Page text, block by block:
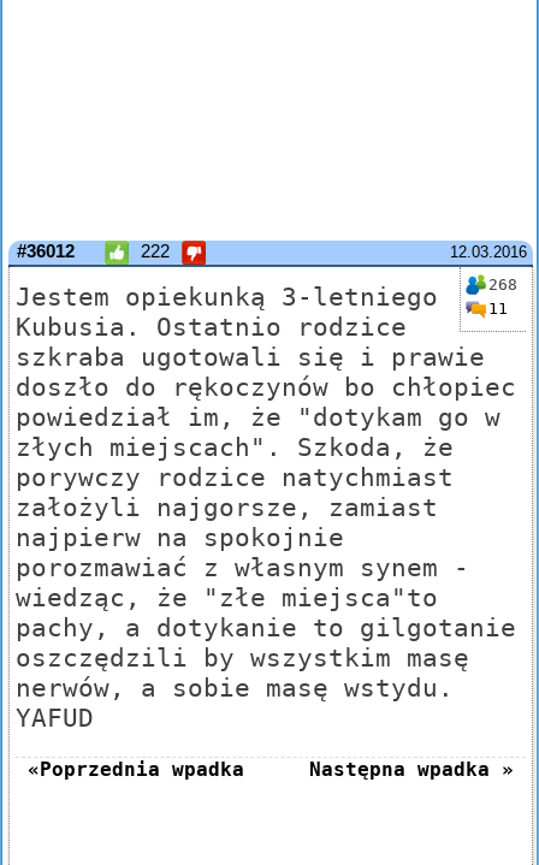
12.03.2016
#36012 222
268
11
Jestem opiekunką 3-letniego
Kubusia. Ostatnio rodzice
szkraba ugotowali się i prawie
doszło do rękoczynów bo chłopiec
powiedział im, że "dotykam go w
złych miejscach". Szkoda, że
porywczy rodzice natychmiast
założyli najgorsze, zamiast
najpierw na spokojnie
porozmawiać z własnym synem -
wiedząc, że "złe miejsca"to
pachy, a dotykanie to gilgotanie
oszczędzili by wszystkim masę
nerwów, a sobie masę wstydu.
YAFUD
«Poprzednia wpadka Następna wpadka »